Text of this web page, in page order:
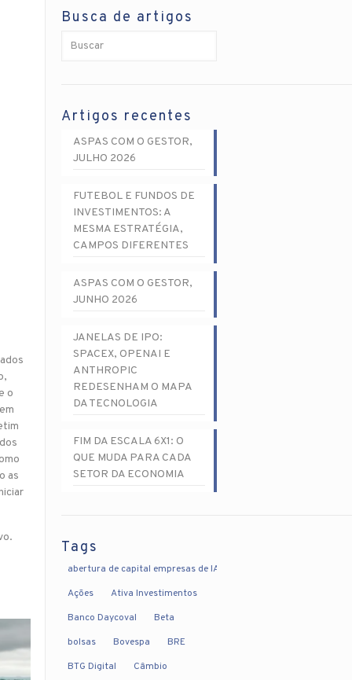
o
as
Busca de artigos
Artigos recentes
ASPAS COM O GESTOR,
JULHO 2026
FUTEBOL E FUNDOS DE
INVESTIMENTOS: A
MESMA ESTRATÉGIA,
CAMPOS DIFERENTES
ASPAS COM O GESTOR,
JUNHO 2026
JANELAS DE IPO:
SPACEX, OPENAI E
ANTHROPIC
REDESENHAM O MAPA
DA TECNOLOGIA
FIM DA ESCALA 6X1: O
QUE MUDA PARA CADA
SETOR DA ECONOMIA
Tags
abertura de capital empresas de IA
Ações
Ativa Investimentos
Banco Daycoval
Beta
bolsas
Bovespa
BRE
BTG Digital
Câmbio